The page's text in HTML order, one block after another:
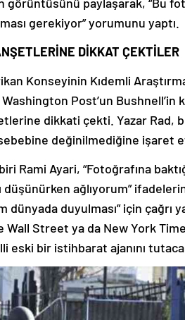
gerekiyor” yorumunu yaptı.
DİKKAT ÇEKTİLER
Konseyinin Kıdemli
Post’un Bushnell’in
dikkati çekti. Yazar Rad,
değinilmediğine işaret
Rami Ayari, “Fotoğrafına
düşünürken ağlıyorum”
duyulması” için çağrı
Wall Street ya da New York
eski bir istihbarat ajanını